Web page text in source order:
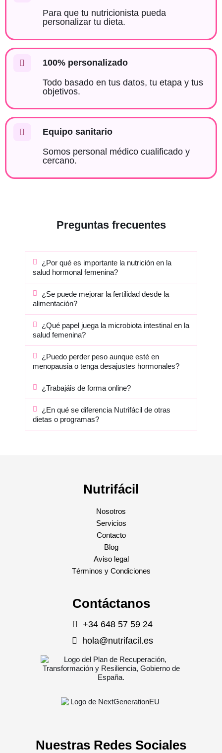
Para que tu nutricionista pueda
personalizar tu dieta.
100% personalizado
Todo basado en tus datos, tu etapa y tus
objetivos.
Equipo sanitario
Somos personal médico cualificado y
cercano.
Preguntas frecuentes
¿Por qué es importante la nutrición en la
salud hormonal femenina?
¿Se puede mejorar la fertilidad desde la
alimentación?
¿Qué papel juega la microbiota intestinal en la
salud femenina?
¿Puedo perder peso aunque esté en
menopausia o tenga desajustes hormonales?
¿Trabajáis de forma online?
¿En qué se diferencia Nutrifácil de otras
dietas o programas?
Nutrifácil
Nosotros
Servicios
Contacto
Blog
Aviso legal
Términos y Condiciones
Contáctanos
+34 648 57 59 24
hola@nutrifacil.es
Nuestras Redes Sociales